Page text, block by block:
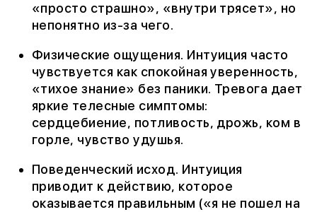
«просто страшно», «внутри трясет», но
непонятно из-за чего.
Физические ощущения. Интуиция часто
чувствуется как спокойная уверенность,
«тихое знание» без паники. Тревога дает
яркие телесные симптомы:
сердцебиение, потливость, дрожь, ком в
горле, чувство удушья.
Поведенческий исход. Интуиция
приводит к действию, которое
оказывается правильным («я не пошел на